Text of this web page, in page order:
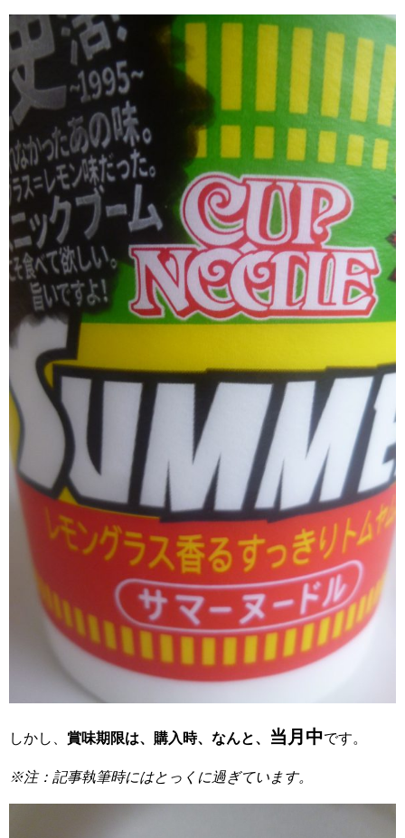
しかし、 賞味期限は、購入時、なんと、 当月中です。
※注：記事執筆時にはとっくに過ぎています。